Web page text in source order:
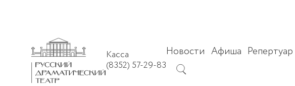
Касса
(8352) 57-29-83
Новости Афиша Репертуар